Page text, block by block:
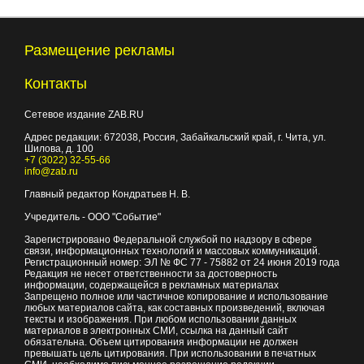
Размещение рекламы
Контакты
Сетевое издание ZAB.RU
Адрес редакции: 672038, Россия, Забайкальский край, г. Чита, ул.
Шилова, д. 100
+7 (3022) 32-55-66
info@zab.ru
Главный редактор Кондратьев Н. В.
Учредитель - ООО "Событие"
Зарегистрировано Федеральной службой по надзору в сфере
связи, информационных технологий и массовых коммуникаций.
Регистрационный номер: ЭЛ № ФС 77 - 75882 от 24 июня 2019 года
Редакция не несет ответственности за достоверность
информации, содержащейся в рекламных материалах
Запрещено полное или частичное копирование и использование
любых материалов сайта, как составных произведений, включая
тексты и изображения. При любом использовании данных
материалов в электронных СМИ, ссылка на данный сайт
обязательна. Объем цитирования информации не должен
превышать цель цитирования. При использовании в печатных